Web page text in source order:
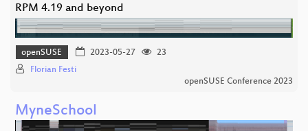
RPM 4.19 and beyond
openSUSE 2023-05-27
23
Florian Festi
openSUSE Conference 2023
MyneSchool